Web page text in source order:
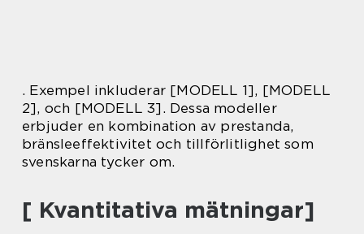
. Exempel inkluderar [MODELL 1], [MODELL
2], och [MODELL 3]. Dessa modeller
erbjuder en kombination av prestanda,
bränsleeffektivitet och tillförlitlighet som
svenskarna tycker om.
[ Kvantitativa mätningar]